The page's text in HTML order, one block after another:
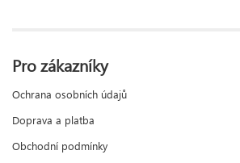
Pro zákazníky
Ochrana osobních údajů
Doprava a platba
Obchodní podmínky